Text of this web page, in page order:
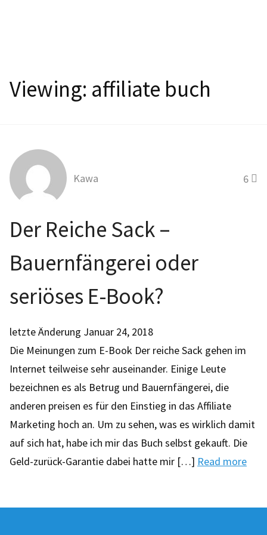
Viewing: affiliate buch
Kawa 6
Der Reiche Sack –
Bauernfängerei oder
seriöses E-Book?
letzte Änderung Januar 24, 2018
Die Meinungen zum E-Book Der reiche Sack gehen im
Internet teilweise sehr auseinander. Einige Leute
bezeichnen es als Betrug und Bauernfängerei, die
anderen preisen es für den Einstieg in das Affiliate
Marketing hoch an. Um zu sehen, was es wirklich damit
auf sich hat, habe ich mir das Buch selbst gekauft. Die
Geld-zurück-Garantie dabei hatte mir […] Read more